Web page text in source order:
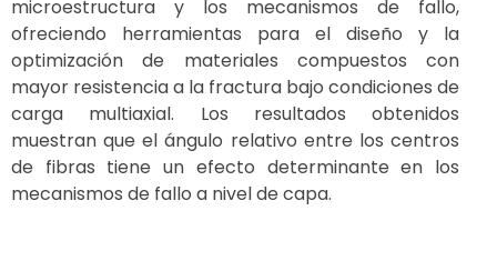
microestructura y los mecanismos de fallo,
ofreciendo herramientas para el diseño y la
optimización de materiales compuestos con
mayor resistencia a la fractura bajo condiciones de
carga multiaxial. Los resultados obtenidos
muestran que el ángulo relativo entre los centros
de fibras tiene un efecto determinante en los
mecanismos de fallo a nivel de capa.